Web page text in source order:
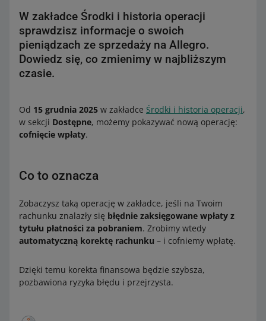
W zakładce Środki i historia operacji
sprawdzisz informacje o swoich
pieniądzach ze sprzedaży na Allegro.
Dowiedz się, co zmienimy w najbliższym
czasie.
Od 15 grudnia 2025 w zakładce Środki i historia operacji,
w sekcji Dostępne, możemy pokazywać nową operację:
cofnięcie wpłaty.
Co to oznacza
Zobaczysz taką operację w zakładce, jeśli na Twoim
rachunku znalazły się błędnie zaksięgowane wpłaty z
tytułu płatności za pobraniem. Zrobimy wtedy
automatyczną korektę rachunku – i cofniemy wpłatę.
Dzięki temu korekta finansowa będzie szybsza,
pozbawiona ryzyka błędu i przejrzysta.